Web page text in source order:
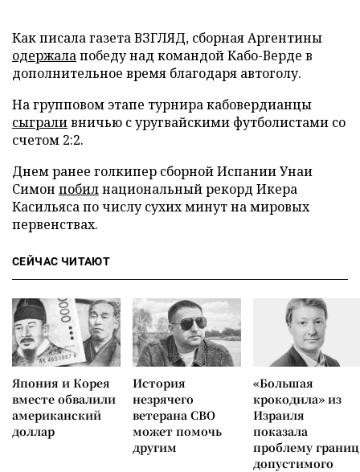
Как писала газета ВЗГЛЯД, сборная Аргентины
одержалапобеду над командой Кабо-Верде в
дополнительное время благодаря автоголу.
На групповом этапе турнира кабовердианцы
сыграливничью с уругвайскими футболистами со
счетом 2:2.
Днем ранее голкипер сборной Испании Унаи
Симон побилнациональный рекорд Икера
Касильяса по числу сухих минут на мировых
первенствах.
СЕЙЧАС ЧИТАЮТ
Япония и Корея
вместе обвалили
американский
доллар
История
незрячего
ветерана СВО
может помочь
другим
«Большая
крокодила» из
Израиля
показала
проблему границ
допустимого